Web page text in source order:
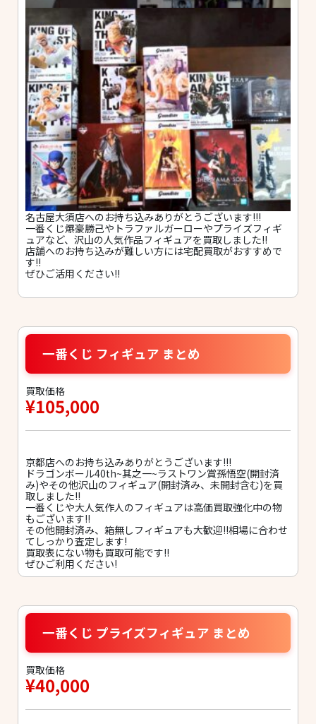
名古屋大須店へのお持ち込みありがとうございます!!!
一番くじ爆豪勝己やトラファルガーローやプライズフィギ
ュアなど、沢山の人気作品フィギュアを買取しました!!
店舗へのお持ち込みが難しい方には宅配買取がおすすめで
す!!
ぜひご活用ください!!
一番くじ フィギュア まとめ
買取価格
¥105,000
京都店へのお持ち込みありがとうございます!!!
ドラゴンボール40th~其之一~ラストワン賞孫悟空(開封済
み)やその他沢山のフィギュア(開封済み、未開封含む)を買
取しました!!
一番くじや大人気作人のフィギュアは高価買取強化中の物
もございます!!
その他開封済み、箱無しフィギュアも大歓迎!!相場に合わせ
てしっかり査定します!
買取表にない物も買取可能です!!
ぜひご利用ください!
一番くじ プライズフィギュア まとめ
買取価格
¥40,000